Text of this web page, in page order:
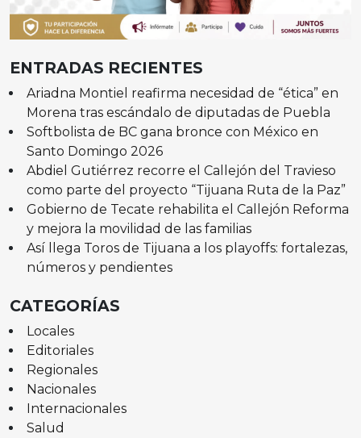
ENTRADAS RECIENTES
Ariadna Montiel reafirma necesidad de “ética” en
Morena tras escándalo de diputadas de Puebla
Softbolista de BC gana bronce con México en
Santo Domingo 2026
Abdiel Gutiérrez recorre el Callejón del Travieso
como parte del proyecto “Tijuana Ruta de la Paz”
Gobierno de Tecate rehabilita el Callejón Reforma
y mejora la movilidad de las familias
Así llega Toros de Tijuana a los playoffs: fortalezas,
números y pendientes
CATEGORÍAS
Locales
Editoriales
Regionales
Nacionales
Internacionales
Salud